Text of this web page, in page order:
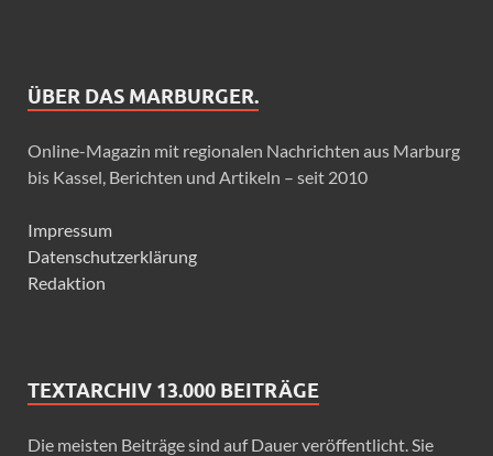
ÜBER DAS MARBURGER.
Online-Magazin mit regionalen Nachrichten aus Marburg
bis Kassel, Berichten und Artikeln – seit 2010
Impressum
Datenschutzerklärung
Redaktion
TEXTARCHIV 13.000 BEITRÄGE
Die meisten Beiträge sind auf Dauer veröffentlicht. Sie